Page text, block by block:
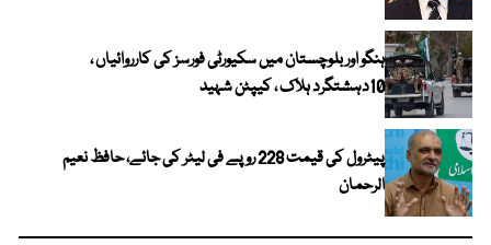
ہنگو اور بلوچستان میں سکیورٹی فورسز کی کارروائیاں ،
10دہشتگرد ہلاک ، کیپٹن شہید
پیٹرول کی قیمت 228 روپے فی لیٹر کی جائے، حافظ نعیم
الرحمان